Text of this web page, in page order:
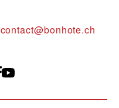
contact@bonhote.ch